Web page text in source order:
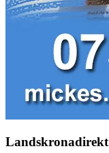
Landskronadirekt